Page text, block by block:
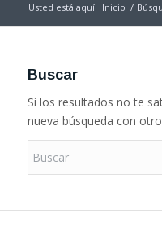
Usted está aquí: Inicio /
Buscar
Si los resultados no te
nueva búsqueda con